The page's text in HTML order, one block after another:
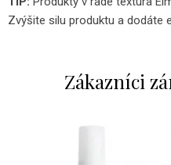
Zvýšite silu produktu a dodáte
Zákazníci